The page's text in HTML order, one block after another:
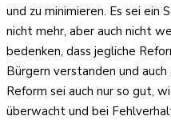
und zu minimieren. Es sei ein
nicht mehr, aber auch nicht
bedenken, dass jegliche
Bürgern verstanden und
Reform sei auch nur so gut,
überwacht und bei